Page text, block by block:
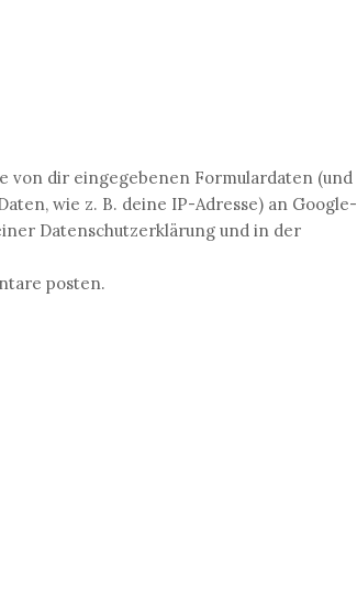
von dir eingegebenen Formulardaten (und
wie z. B. deine IP-Adresse) an Google-
Datenschutzerklärung und in der
posten.